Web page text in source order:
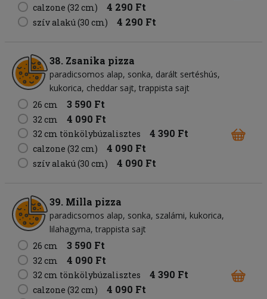
calzone (32 cm) 4 290 Ft
szív alakú (30 cm) 4 290 Ft
38. Zsanika pizza
paradicsomos alap sonka darált sertéshús
kukorica cheddar sajt trappista sajt
26 cm
3 590 Ft
32 cm 4 090 Ft
32 cm tönkölybúzalisztes 4 390 Ft
calzone (32 cm) 4 090 Ft
szív alakú (30 cm) 4 090 Ft
39. Milla pizza
paradicsomos alap sonka szalámi kukorica
lilahagyma trappista sajt
26 cm
3 590 Ft
32 cm 4 090 Ft
32 cm tönkölybúzalisztes 4 390 Ft
calzone (32 cm) 4 090 Ft